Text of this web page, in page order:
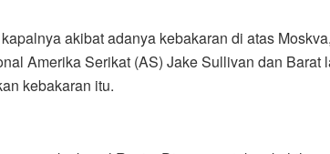
akibat adanya kebakaran di atas
Amerika Serikat (AS) Jake Sullivan dan Barat
kebakaran itu.